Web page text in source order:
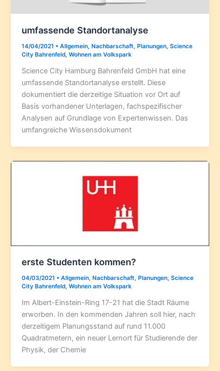
umfassende Standortanalyse
14/04/2021 •Allgemein, Nachbarschaft, Planungen,Science
City Bahrenfeld,Wohnen am Volkspark
Science City Hamburg Bahrenfeld GmbH hat eine
umfassende Standortanalyse erstellt. Diese
dokumentiert die derzeitige Situation vor Ort auf
Basis vorhandener Unterlagen, fachspezifischer
Analysen auf Grundlage von Expertenwissen. Das
umfangreiche Wissensdokument
erste Studenten kommen?
04/03/2021 •Allgemein, Nachbarschaft, Planungen,Science
City Bahrenfeld,Wohnen am Volkspark
Im Albert-Einstein-Ring 17-21 hat die Stadt Räume
erworben. In den kommenden Jahren soll hier, nach
derzeitigem Planungsstand auf rund 11.000
Quadratmetern, ein neuer Lernort für Studierende der
Physik, der Chemie